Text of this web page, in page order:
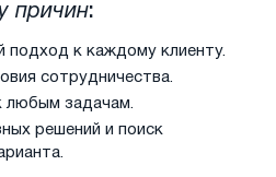
причин:
подход к каждому клиенту.
сотрудничества.
любым задачам.
решений и поиск